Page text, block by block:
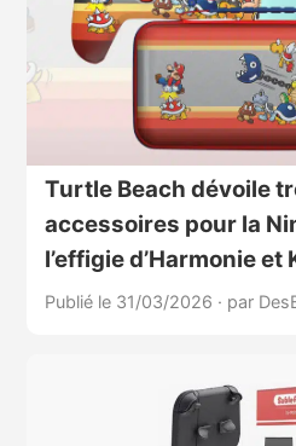
Turtle Beach dévoile
accessoires pour la
l’effigie d’Harmonie et
Publié le 31/03/2026 · par